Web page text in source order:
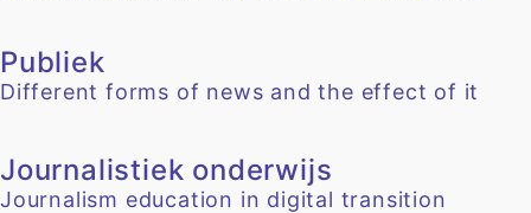
Publiek
Different forms of news and the effect of it
Journalistiek onderwijs
Journalism education in digital transition